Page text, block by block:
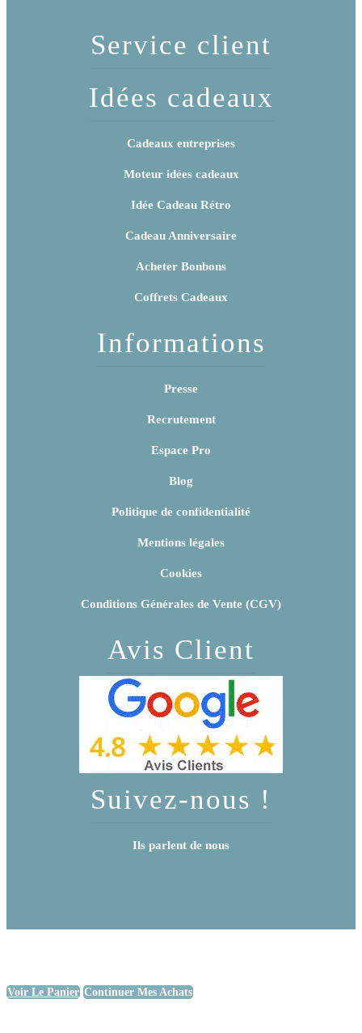
Service client
Idées cadeaux
Cadeaux entreprises
Moteur idées cadeaux
Idée Cadeau Rétro
Cadeau Anniversaire
Acheter Bonbons
Coffrets Cadeaux
Informations
Presse
Recrutement
Espace Pro
Blog
Politique de confidentialité
Mentions légales
Cookies
Conditions Générales de Vente (CGV)
Avis Client
Suivez-nous !
Ils parlent de nous
Voir Le Panier Continuer Mes Achats